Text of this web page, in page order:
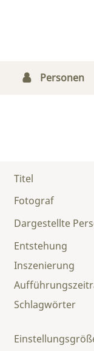
Personen
Titel
Fotograf
Dargestellte
Entstehung
Inszenierung
Schlagwörter